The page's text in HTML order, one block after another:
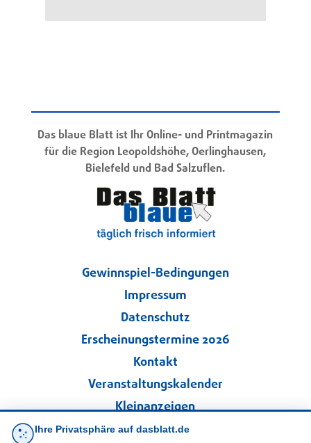
Das blaue Blatt ist Ihr Online- und Printmagazin
für die Region Leopoldshöhe, Oerlinghausen,
Bielefeld und Bad Salzuflen.
Gewinnspiel-Bedingungen
Impressum
Datenschutz
Erscheinungstermine 2026
Kontakt
Veranstaltungskalender
Kleinanzeigen
Ihre Privatsphäre auf dasblatt.de